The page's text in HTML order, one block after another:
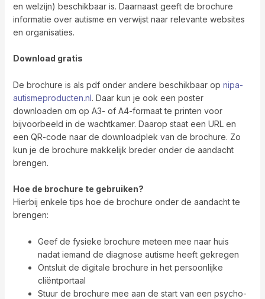
en welzijn) beschikbaar is. Daarnaast geeft de brochure
informatie over autisme en verwijst naar relevante websites
en organisaties.
Download gratis
De brochure is als pdf onder andere beschikbaar op nipa-
autismeproducten.nl. Daar kun je ook een poster
downloaden om op A3- of A4-formaat te printen voor
bijvoorbeeld in de wachtkamer. Daarop staat een URL en
een QR-code naar de downloadplek van de brochure. Zo
kun je de brochure makkelijk breder onder de aandacht
brengen.
Hoe de brochure te gebruiken?
Hierbij enkele tips hoe de brochure onder de aandacht te
brengen:
Geef de fysieke brochure meteen mee naar huis
nadat iemand de diagnose autisme heeft gekregen
Ontsluit de digitale brochure in het persoonlijke
cliëntportaal
Stuur de brochure mee aan de start van een psycho-